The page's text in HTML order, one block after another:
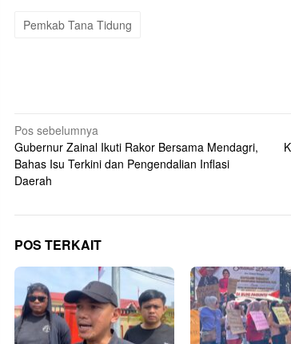
Pemkab Tana Tidung
Navigasi
pos
Pos sebelumnya
Gubernur Zainal Ikuti Rakor Bersama Mendagri,
Bahas Isu Terkini dan Pengendalian Inflasi
Daerah
POS TERKAIT